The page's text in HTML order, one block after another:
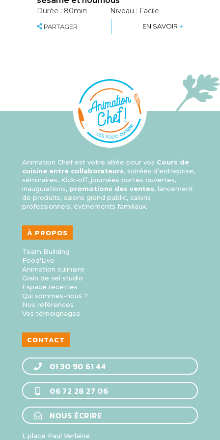
Durée : 80min Niveau : Facile
SHARE
PARTAGER EN SAVOIR +
Animation Chef est votre alliée pour vos Cours de
cuisine entre collaborateurs, soirées d’entreprise,
séminaires, Kick-off, journées portes ouvertes,
inaugurations, promotions des ventes, lancement
de produits, salons grand public, salons
professionnels, événements familiaux.
À PROPOS
Team Building
Food'Live
Animation culinaire
Grain de sel studio
Espace recettes
Qui sommes-nous ?
Nos références
Vos témoignages
CONTACT
01 30 90 61 44
06 72 28 27 06
NOUS ÉCRIRE
1, place Paul Verlaine